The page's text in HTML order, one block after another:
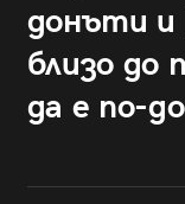
донъти и
близо до
да е по-